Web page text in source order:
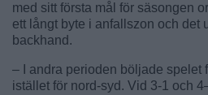
med sitt första mål för säsongen
ett långt byte i anfallszon och det
backhand.
– I andra perioden böljade spelet
istället för nord-syd. Vid 3-1 och